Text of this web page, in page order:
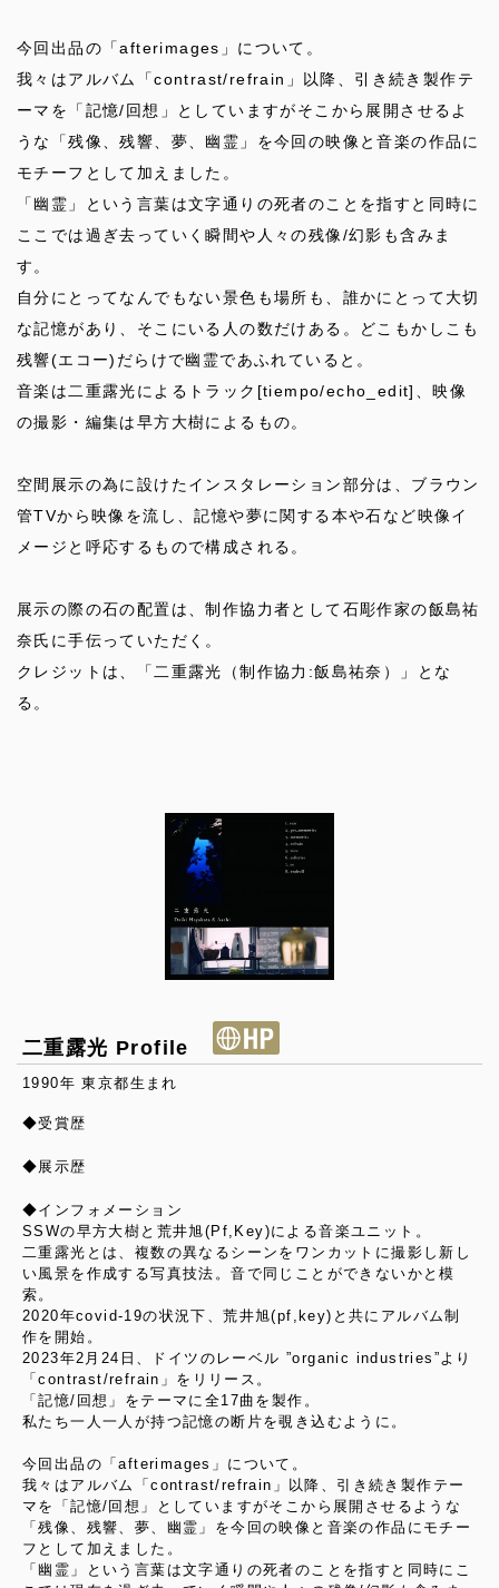
今回出品の「afterimages」について。
我々はアルバム「contrast/refrain」以降、引き続き製作テ
ーマを「記憶/回想」としていますがそこから展開させるよ
うな「残像、残響、夢、幽霊」を今回の映像と音楽の作品に
モチーフとして加えました。
「幽霊」という言葉は文字通りの死者のことを指すと同時に
ここでは過ぎ去っていく瞬間や人々の残像/幻影も含みま
す。
自分にとってなんでもない景色も場所も、誰かにとって大切
な記憶があり、そこにいる人の数だけある。どこもかしこも
残響(エコー)だらけで幽霊であふれていると。
音楽は二重露光によるトラック[tiempo/echo_edit]、映像
の撮影・編集は早方大樹によるもの。
空間展示の為に設けたインスタレーション部分は、ブラウン
管TVから映像を流し、記憶や夢に関する本や石など映像イ
メージと呼応するもので構成される。
展示の際の石の配置は、制作協力者として石彫作家の飯島祐
奈氏に手伝っていただく。
クレジットは、「二重露光（制作協力:飯島祐奈）」とな
る。
二重露光 Profile
1990年 東京都生まれ
◆受賞歴
◆展示歴
◆インフォメーション
SSWの早方大樹と荒井旭(Pf,Key)による音楽ユニット。
二重露光とは、複数の異なるシーンをワンカットに撮影し新し
い風景を作成する写真技法。音で同じことができないかと模
索。
2020年covid-19の状況下、荒井旭(pf,key)と共にアルバム制
作を開始。
2023年2月24日、ドイツのレーベル ”organic industries”より
「contrast/refrain」をリリース。
「記憶/回想」をテーマに全17曲を製作。
私たち一人一人が持つ記憶の断片を覗き込むように。
今回出品の「afterimages」について。
我々はアルバム「contrast/refrain」以降、引き続き製作テー
マを「記憶/回想」としていますがそこから展開させるような
「残像、残響、夢、幽霊」を今回の映像と音楽の作品にモチー
フとして加えました。
「幽霊」という言葉は文字通りの死者のことを指すと同時にこ